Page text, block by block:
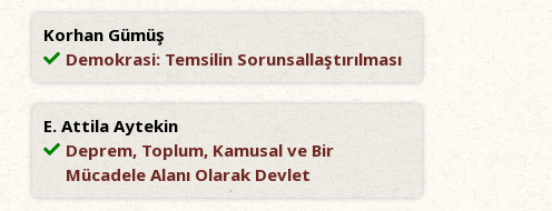
Korhan Gümüş
Demokrasi: Temsilin Sorunsallaştırılması
E. Attila Aytekin
Deprem, Toplum, Kamusal ve Bir
Mücadele Alanı Olarak Devlet